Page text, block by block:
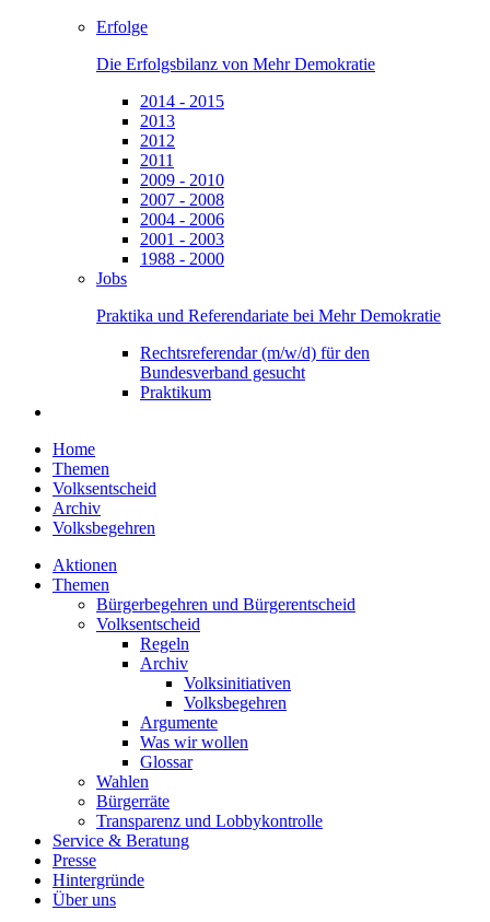
Erfolge
Die Erfolgsbilanz von Mehr Demokratie
2014 - 2015
2013
2012
2011
2009 - 2010
2007 - 2008
2004 - 2006
2001 - 2003
1988 - 2000
Jobs
Praktika und Referendariate bei Mehr Demokratie
Rechtsreferendar (m/w/d) für den
Bundesverband gesucht
Praktikum
Home
Themen
Volksentscheid
Archiv
Volksbegehren
Aktionen
Themen
Bürgerbegehren und Bürgerentscheid
Volksentscheid
Regeln
Archiv
Volksinitiativen
Volksbegehren
Argumente
Was wir wollen
Glossar
Wahlen
Bürgerräte
Transparenz und Lobbykontrolle
Service & Beratung
Presse
Hintergründe
Über uns